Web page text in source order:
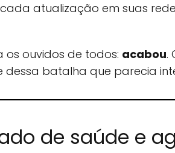
atualização em suas
ouvidos de todos: acabou.
batalha que parecia
de saúde e